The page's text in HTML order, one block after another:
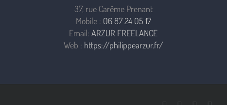
37, rue Carême Prenant
Mobile : 06 87 24 05 17
Email: ARZUR FREELANCE
Web : https://philippearzur.fr/